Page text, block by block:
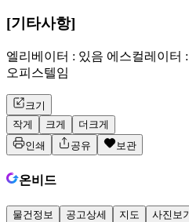
[기타사항]
엘리베이터 : 있음 에스컬레이터
오피스텔임
크기
작게
크게
더크게
인쇄
공유 보관
온비드
물건정보 공고상세 지도 사진보